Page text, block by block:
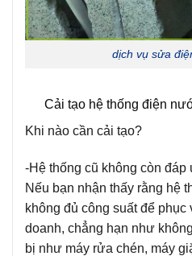
dịch vụ sửa
Cải tạo hệ thống điện
Khi nào cần cải tạo?
-Hệ thống cũ không còn
Nếu bạn nhận thấy rằng hệ
không đủ công suất để phục
doanh, chẳng hạn như
bị như máy rửa chén, máy